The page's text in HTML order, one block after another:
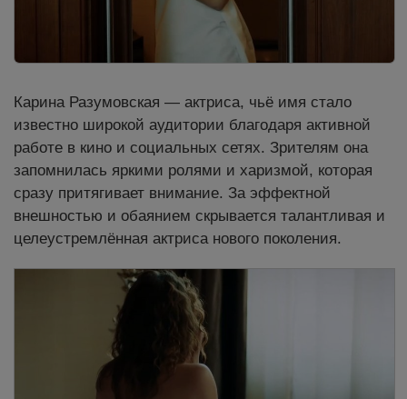
Карина Разумовская — актриса, чьё имя стало
известно широкой аудитории благодаря активной
работе в кино и социальных сетях. Зрителям она
запомнилась яркими ролями и харизмой, которая
сразу притягивает внимание. За эффектной
внешностью и обаянием скрывается талантливая и
целеустремлённая актриса нового поколения.